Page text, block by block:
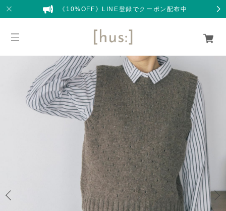
《10%OFF》LINE登録でクーポン配布中